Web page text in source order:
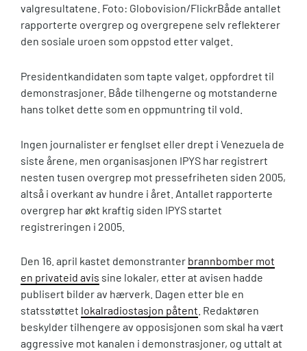
valgresultatene. Foto: Globovision/FlickrBåde antallet
rapporterte overgrep og overgrepene selv reflekterer
den sosiale uroen som oppstod etter valget.
Presidentkandidaten som tapte valget, oppfordret til
demonstrasjoner. Både tilhengerne og motstanderne
hans tolket dette som en oppmuntring til vold.
Ingen journalister er fenglset eller drept i Venezuela de
siste årene, men organisasjonen IPYS har registrert
nesten tusen overgrep mot pressefriheten siden 2005,
altså i overkant av hundre i året. Antallet rapporterte
overgrep har økt kraftig siden IPYS startet
registreringen i 2005.
Den 16. april kastet demonstranter brannbomber mot
en privateid avis sine lokaler, etter at avisen hadde
publisert bilder av hærverk. Dagen etter ble en
statsstøttet lokalradiostasjon påtent . Redaktøren
beskylder tilhengere av opposisjonen som skal ha vært
aggressive mot kanalen i demonstrasjoner, og uttalt at